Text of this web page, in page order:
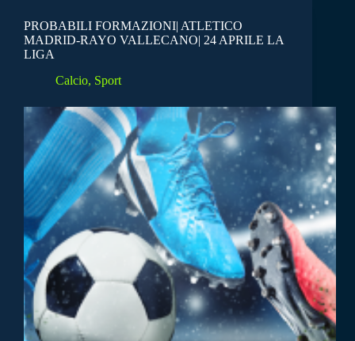
PROBABILI FORMAZIONI| ATLETICO
MADRID-RAYO VALLECANO| 24 APRILE LA
LIGA
Calcio, Sport